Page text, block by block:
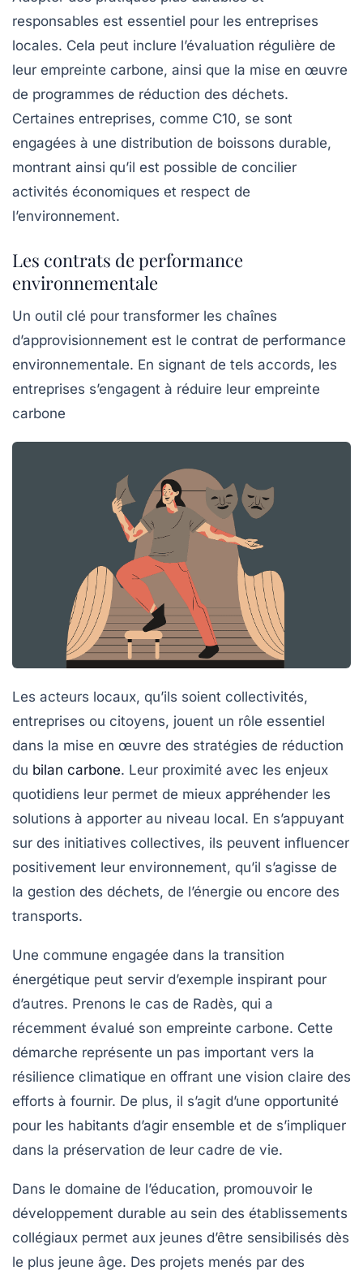
responsables est essentiel pour les entreprises
locales. Cela peut inclure l’évaluation régulière de
leur empreinte carbone, ainsi que la mise en œuvre
de programmes de réduction des déchets.
Certaines entreprises, comme C10, se sont
engagées à une distribution de boissons durable,
montrant ainsi qu’il est possible de concilier
activités économiques et respect de
l’environnement.
Les contrats de performance
environnementale
Un outil clé pour transformer les chaînes
d’approvisionnement est le contrat de performance
environnementale. En signant de tels accords, les
entreprises s’engagent à réduire leur empreinte
carbone
Les acteurs locaux, qu’ils soient collectivités,
entreprises ou citoyens, jouent un rôle essentiel
dans la mise en œuvre des stratégies de réduction
du bilan carbone. Leur proximité avec les enjeux
quotidiens leur permet de mieux appréhender les
solutions à apporter au niveau local. En s’appuyant
sur des initiatives collectives, ils peuvent influencer
positivement leur environnement, qu’il s’agisse de
la gestion des déchets, de l’énergie ou encore des
transports.
Une commune engagée dans la transition
énergétique peut servir d’exemple inspirant pour
d’autres. Prenons le cas de Radès, qui a
récemment évalué son empreinte carbone. Cette
démarche représente un pas important vers la
résilience climatique en offrant une vision claire des
efforts à fournir. De plus, il s’agit d’une opportunité
pour les habitants d’agir ensemble et de s’impliquer
dans la préservation de leur cadre de vie.
Dans le domaine de l’éducation, promouvoir le
développement durable au sein des établissements
collégiaux permet aux jeunes d’être sensibilisés dès
le plus jeune âge. Des projets menés par des